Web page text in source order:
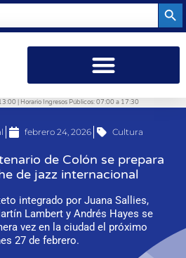
| Horario Ingresos Públicos: 07:00 a 17:30
febrero 24, 2026 Cultura
de Colón se prepara
de jazz internacional
integrado por Juana Sallies,
Lambert y Andrés Hayes se
vez en la ciudad el próximo
27 de febrero.